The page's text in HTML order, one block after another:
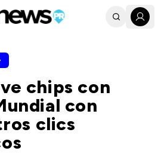
chips con
con
clics